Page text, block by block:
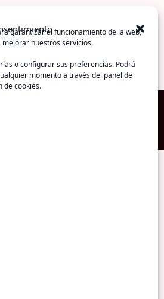
garantizar el funcionamiento de la web,
mejorar nuestros servicios.
o configurar sus preferencias. Podrá
momento a través del panel de
de cookies.